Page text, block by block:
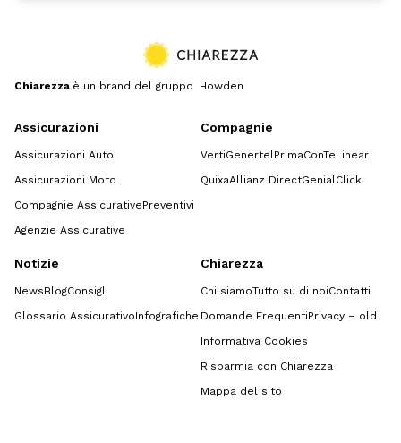
Chiarezza è un brand del gruppo Howden
Assicurazioni
Assicurazioni Auto
Assicurazioni Moto
Compagnie AssicurativePreventivi
Agenzie Assicurative
Compagnie
VertiGenertelPrimaConTeLinear
QuixaAllianz DirectGenialClick
Notizie
NewsBlogConsigli
Glossario AssicurativoInfografiche
Chiarezza
Chi siamoTutto su di noiContatti
Domande FrequentiPrivacy – old
Informativa Cookies
Risparmia con Chiarezza
Mappa del sito